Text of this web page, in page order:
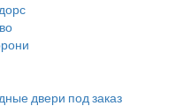
двери под заказ